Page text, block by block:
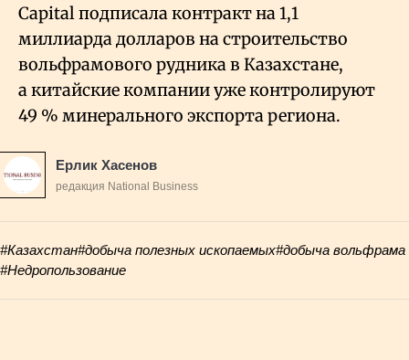
Capital подписала контракт на 1,1
миллиарда долларов на строительство
вольфрамового рудника в Казахстане,
а китайские компании уже контролируют
49 % минерального экспорта региона.
Ерлик Хасенов
редакция National Business
#Казахстан#добыча полезных ископаемых#добыча вольфрама
#Недропользование